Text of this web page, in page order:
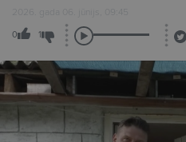
2026. gada 06. jūnijs, 09:45
0 1